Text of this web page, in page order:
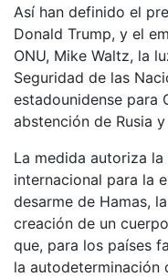
Así han definido el
Donald Trump, y el
ONU, Mike Waltz, la
Seguridad de las
estadounidense para
abstención de Rusia y
La medida autoriza
internacional para la
desarme de Hamas,
creación de un
que, para los países
la autodeterminación